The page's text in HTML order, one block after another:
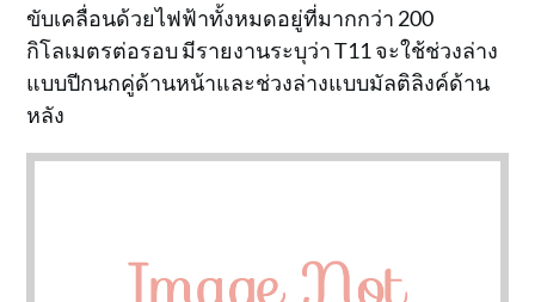
ขับเคลื่อนด้วยไฟฟ้าทั้งหมดอยู่ที่มากกว่า 200
กิโลเมตรต่อรอบ มีรายงานระบุว่า T11 จะใช้ช่วงล่าง
แบบปีกนกคู่ด้านหน้าและช่วงล่างแบบมัลติลิงค์ด้าน
หลัง